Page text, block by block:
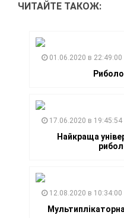
ЧИТАЙТЕ ТАКОЖ:
01.06.2020 в 22:49:00
17.06.2020 в 19:45:54
Найкраща
12.08.2020 в 10:34:00